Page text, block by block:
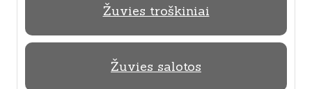
Žuvies troškiniai
Žuvies salotos